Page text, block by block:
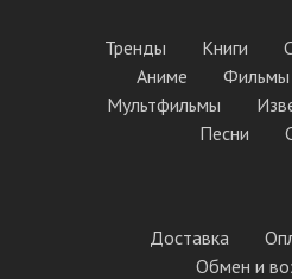
Тренды Книги
Аниме
Фильмы
Мультфильмы
Песни
Доставка
Обмен и